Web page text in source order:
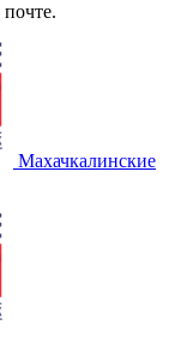
Махачкалинские